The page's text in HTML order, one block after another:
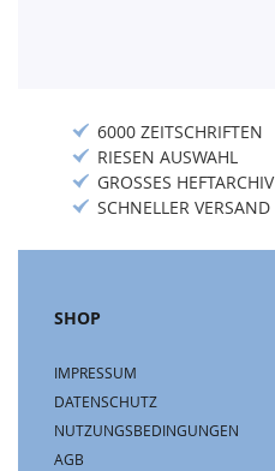
6000 ZEITSCHRIFTEN
RIESEN AUSWAHL
GROSSES HEFTARCHIV
SCHNELLER VERSAND
SHOP
IMPRESSUM
DATENSCHUTZ
NUTZUNGSBEDINGUNGEN
AGB